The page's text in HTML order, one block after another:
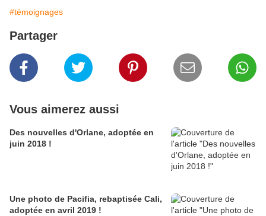
#témoignages
Partager
Vous aimerez aussi
Des nouvelles d'Orlane, adoptée en
juin 2018 !
Une photo de Pacifia, rebaptisée Cali,
adoptée en avril 2019 !